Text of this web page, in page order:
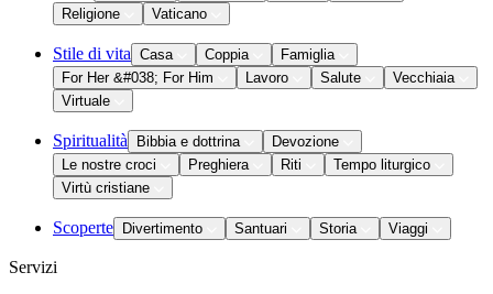
Religione
Vaticano
Stile di vita Casa Coppia
Famiglia
For Her &#038; For Him
Lavoro Salute
Vecchiaia
Virtuale
Spiritualità Bibbia e dottrina
Devozione
Le nostre croci
Preghiera Riti
Tempo liturgico
Virtù cristiane
Scoperte Divertimento Santuari Storia Viaggi
Servizi